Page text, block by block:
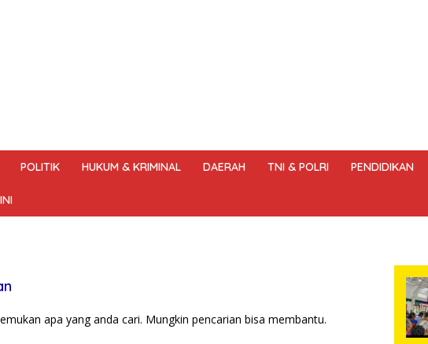
POLITIK HUKUM & KRIMINAL DAERAH TNI & POLRI PENDIDIKAN
apa yang anda cari. Mungkin pencarian bisa membantu.